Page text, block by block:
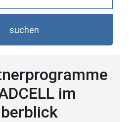
suchen
im